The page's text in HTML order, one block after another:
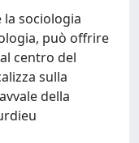
sociologia
può offrire
centro del
sulla
della